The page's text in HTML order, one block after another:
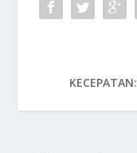
KECEPATAN: